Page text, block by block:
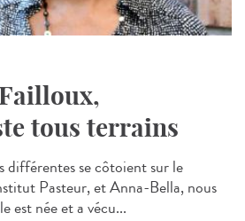
tous terrains
différentes se côtoient sur le
Pasteur, et Anna-Bella, nous
est née et a vécu...